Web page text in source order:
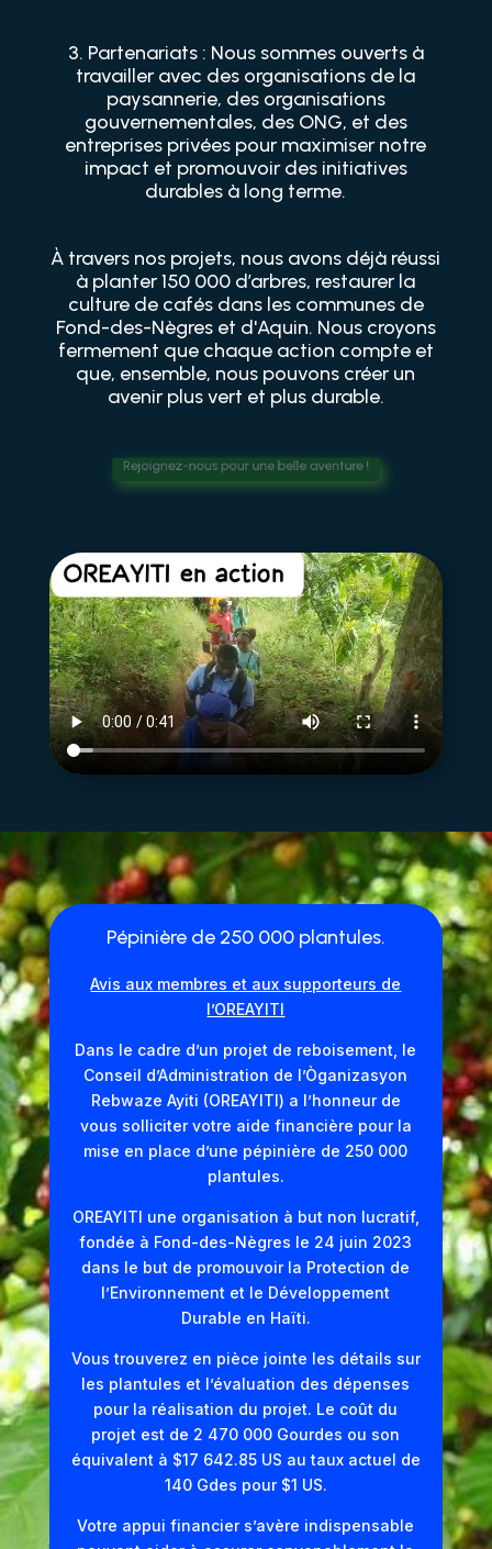
3. Partenariats : Nous sommes ouverts à
travailler avec des organisations de la
paysannerie, des organisations
gouvernementales, des ONG, et des
entreprises privées pour maximiser notre
impact et promouvoir des initiatives
durables à long terme.
À travers nos projets, nous avons déjà réussi
à planter 150 000 d’arbres, restaurer la
culture de cafés dans les communes de
Fond-des-Nègres et d'Aquin. Nous croyons
fermement que chaque action compte et
que, ensemble, nous pouvons créer un
avenir plus vert et plus durable.
Rejoignez-nous pour une belle aventure !
Pépinière de 250 000 plantules.
Avis aux membres et aux supporteurs de
l’OREAYITI
Dans le cadre d’un projet de reboisement, le
Conseil d’Administration de l’Òganizasyon
Rebwaze Ayiti (OREAYITI) a l’honneur de
vous solliciter votre aide financière pour la
mise en place d’une pépinière de 250 000
plantules.
OREAYITI une organisation à but non lucratif,
fondée à Fond-des-Nègres le 24 juin 2023
dans le but de promouvoir la Protection de
l’Environnement et le Développement
Durable en Haïti.
Vous trouverez en pièce jointe les détails sur
les plantules et l’évaluation des dépenses
pour la réalisation du projet. Le coût du
projet est de 2 470 000 Gourdes ou son
équivalent à $17 642.85 US au taux actuel de
140 Gdes pour $1 US.
Votre appui financier s’avère indispensable